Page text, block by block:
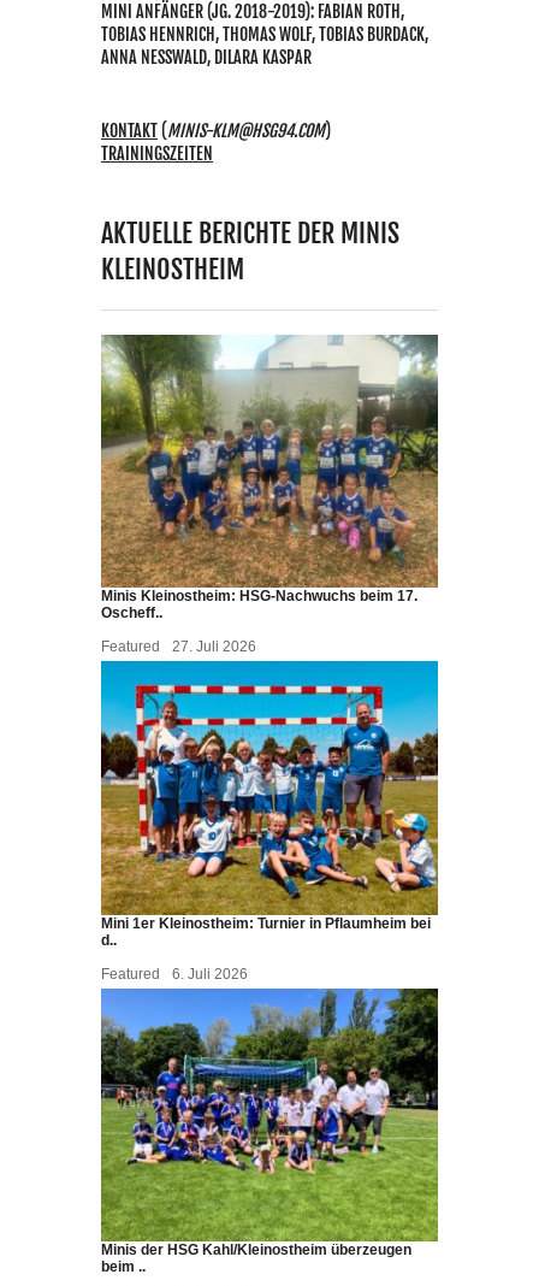
MINI ANFÄNGER (JG. 2018-2019): FABIAN ROTH,
TOBIAS HENNRICH, THOMAS WOLF, TOBIAS BURDACK,
ANNA NESSWALD, DILARA KASPAR
KONTAKT(MINIS-KLM@HSG94.COM)
TRAININGSZEITEN
AKTUELLE BERICHTE DER MINIS
KLEINOSTHEIM
Minis Kleinostheim: HSG-Nachwuchs beim 17.
Oscheff..
Featured
27. Juli 2026
Mini 1er Kleinostheim: Turnier in Pflaumheim bei
d..
Featured
6. Juli 2026
Minis der HSG Kahl/Kleinostheim überzeugen
beim ..